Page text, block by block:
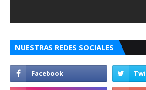
NUESTRAS REDES SOCIALES